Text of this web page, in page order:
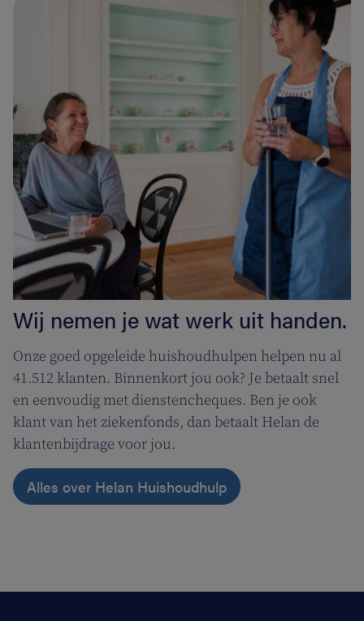
Wij nemen je wat werk uit handen.
Onze goed opgeleide huishoudhulpen helpen nu al
41.512 klanten. Binnenkort jou ook? Je betaalt snel
en eenvoudig met dienstencheques. Ben je ook
klant van het ziekenfonds, dan betaalt Helan de
klantenbijdrage voor jou.
Alles over Helan Huishoudhulp